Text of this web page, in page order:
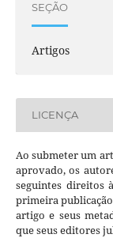
SEÇÃO
Artigos
LICENÇA
Ao submeter um
aprovado, os
seguintes direitos
primeira
artigo e seus
que seus editores